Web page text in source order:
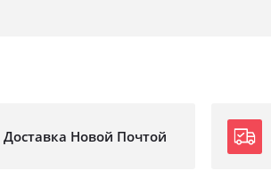
Доставка Новой Почтой